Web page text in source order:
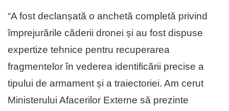
“A fost declanșată o anchetă completă privind
împrejurările căderii dronei și au fost dispuse
expertize tehnice pentru recuperarea
fragmentelor în vederea identificării precise a
tipului de armament și a traiectoriei. Am cerut
Ministerului Afacerilor Externe să prezinte